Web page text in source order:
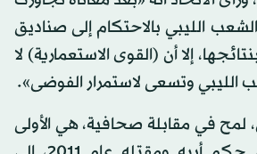
الليبي بالاحتكام إلى صناديق
إلا أن (القوى الاستعمارية) لا
الليبي وتسعى لاستمرار الفوضى».
لمح في مقابلة صحافية، هي الأولى